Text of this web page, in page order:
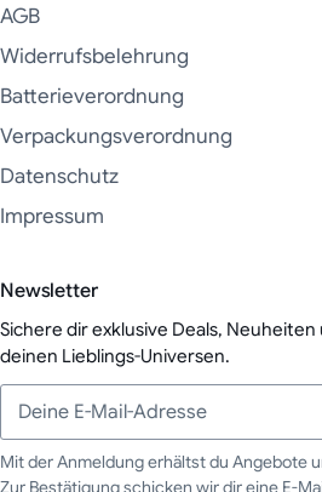
AGB
Widerrufsbelehrung
Batterieverordnung
Verpackungsverordnung
Datenschutz
Impressum
Newsletter
Sichere dir exklusive Deals,
deinen Lieblings-Universen.
Mit der Anmeldung erhältst du Angebote
Zur Bestätigung schicken wir dir eine E-